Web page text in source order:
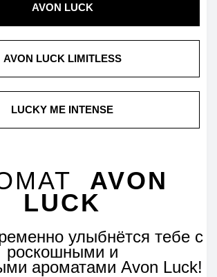
AVON LUCK
AVON LUCK LIMITLESS
LUCKY ME INTENSE
AVON
LUCK
улыбнётся тебе с
роскошными и
ароматами Avon Luck!